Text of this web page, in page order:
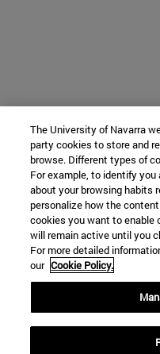
The University of Navarra
party cookies to store and
browse. Different types of
For example, to identify
about your browsing habits
personalize how the
cookies you want to enable
will remain active until you
For more detailed
our Cookie Policy.